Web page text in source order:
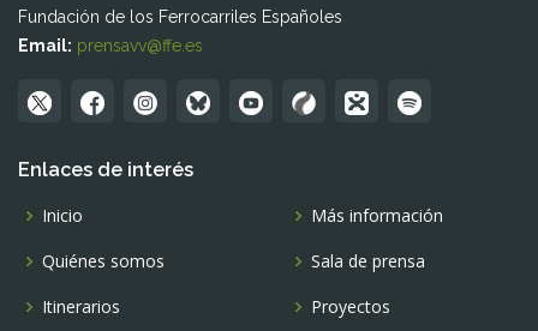
Fundación de los Ferrocarriles Españoles
Email: prensavv@ffe.es
Enlaces de interés
Inicio
Quiénes somos
Itinerarios
Más información
Sala de prensa
Proyectos